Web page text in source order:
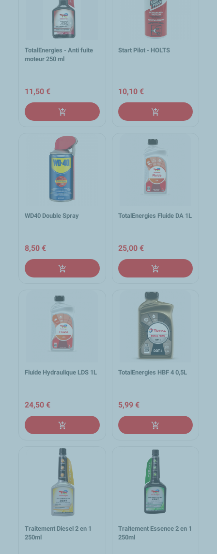
TotalEnergies - Anti fuite
moteur 250 ml
11,50 €
add_shopping_cart
Start Pilot - HOLTS
10,10 €
add_shopping_cart
WD40 Double Spray
8,50 €
add_shopping_cart
TotalEnergies Fluide DA 1L
25,00 €
add_shopping_cart
Fluide Hydraulique LDS 1L
24,50 €
add_shopping_cart
TotalEnergies HBF 4 0,5L
5,99 €
add_shopping_cart
Traitement Diesel 2 en 1
250ml
Traitement Essence 2 en 1
250ml